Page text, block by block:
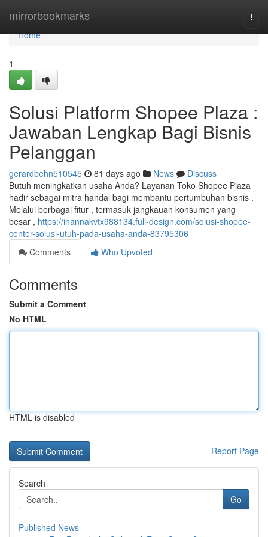
mirrorbookmarks
Home
Home
1
Solusi Platform Shopee Plaza :
Jawaban Lengkap Bagi Bisnis
Pelanggan
gerardbehn510545 81 days ago News
Discuss
Butuh meningkatkan usaha Anda? Layanan Toko Shopee Plaza
hadir sebagai mitra handal bagi membantu pertumbuhan bisnis .
Melalui berbagai fitur , termasuk jangkauan konsumen yang
besar , https://ihannakvtx988134.full-design.com/solusi-shopee-
center-solusi-utuh-pada-usaha-anda-83795306
Comments
Who Upvoted
Comments
Submit a Comment
No HTML
HTML is disabled
Report Page
Search
Go
Published News